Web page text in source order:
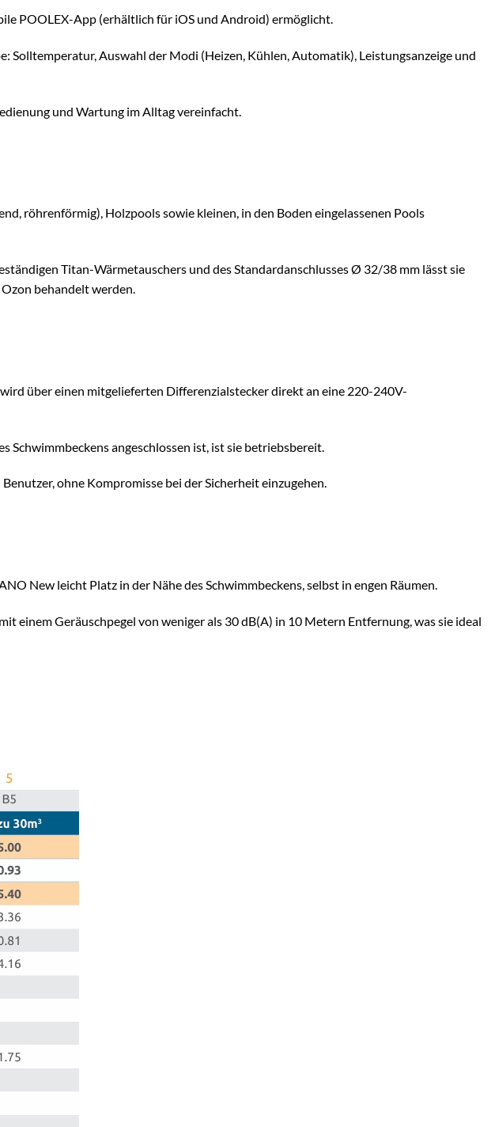
POOLEX-App (erhältlich für iOS und Android) ermöglicht.
Auswahl der Modi (Heizen, Kühlen, Automatik), Leistungsanzeige und
und Wartung im Alltag vereinfacht.
röhrenförmig), Holzpools sowie kleinen, in den Boden eingelassenen Pools
Titan-Wärmetauschers und des Standardanschlusses Ø 32/38 mm lässt sie
behandelt werden.
über einen mitgelieferten Differenzialstecker direkt an eine 220-240V-
Schwimmbeckens angeschlossen ist, ist sie betriebsbereit.
ohne Kompromisse bei der Sicherheit einzugehen.
New leicht Platz in der Nähe des Schwimmbeckens, selbst in engen Räumen.
einem Geräuschpegel von weniger als 30 dB(A) in 10 Metern Entfernung, was sie ideal